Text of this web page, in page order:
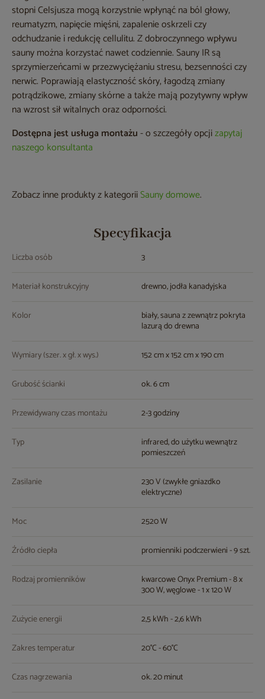
stopni Celsjusza mogą korzystnie wpłynąć na ból głowy,
reumatyzm, napięcie mięśni, zapalenie oskrzeli czy
odchudzanie i redukcję cellulitu. Z dobroczynnego wpływu
sauny można korzystać nawet codziennie. Sauny IR są
sprzymierzeńcami w przezwyciężaniu stresu, bezsenności czy
nerwic. Poprawiają elastyczność skóry, łagodzą zmiany
potrądzikowe, zmiany skórne a także mają pozytywny wpływ
na wzrost sił witalnych oraz odporności.
Dostępna jest usługa montażu- o szczegóły opcjizapytaj
naszego konsultanta
Zobacz inne produkty z kategoriiSauny domowe.
Specyfikacja
Liczba osób 3
Materiał konstrukcyjny drewno, jodła kanadyjska
Kolor biały, sauna z zewnątrz pokryta
lazurą do drewna
Wymiary (szer. x gł. x wys.) 152 cm x 152 cm x 190 cm
Grubość ścianki ok. 6 cm
Przewidywany czas montażu 2-3 godziny
Typ infrared, do użytku wewnątrz
pomieszczeń
Zasilanie 230 V (zwykłe gniazdko
elektryczne)
Moc 2520 W
Źródło ciepła promienniki podczerwieni - 9 szt.
Rodzaj promienników kwarcowe Onyx Premium - 8 x
300 W, węglowe - 1 x 120 W
Zużycie energii 2,5 kWh - 2,6 kWh
Zakres temperatur 20°C - 60°C
Czas nagrzewania ok. 20 minut